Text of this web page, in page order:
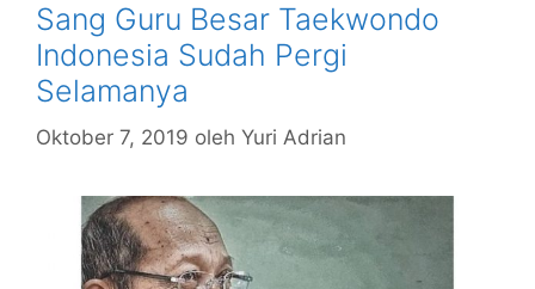
Sang Guru Besar Taekwondo
Indonesia Sudah Pergi
Selamanya
Oktober 7, 2019 oleh Yuri Adrian